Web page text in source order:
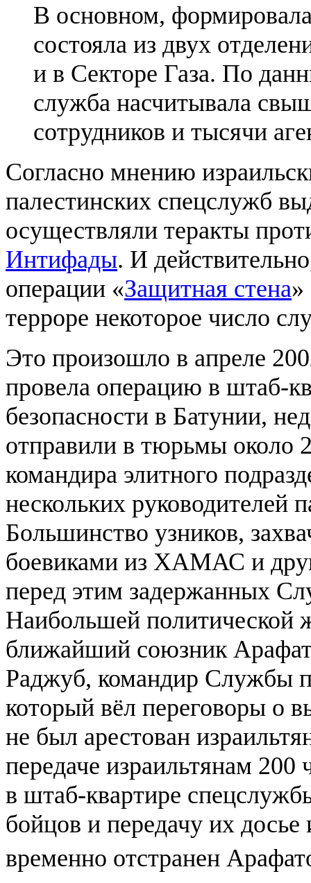
В основном,
состояла из двух
и в Секторе Газа. По
служба насчитывала
сотрудников и тысячи
Согласно мнению
палестинских спецслужб
осуществляли теракты
Интифады. И
операции «Защитная стена»
терроре некоторое число
Это произошло в апреле
провела операцию в штаб-
безопасности в Батунии,
отправили в тюрьмы около
командира элитного
нескольких руководителей
Большинство узников,
боевиками из ХАМАС и
перед этим задержанных
Наибольшей политической
ближайший союзник
Раджуб, командир Службы
который вёл переговоры о
не был арестован
передаче израильтянам 200
в штаб-квартире
бойцов и передачу их
временно отстранен